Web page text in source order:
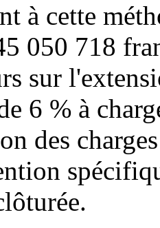
à cette
050 718
sur
6 % à
des